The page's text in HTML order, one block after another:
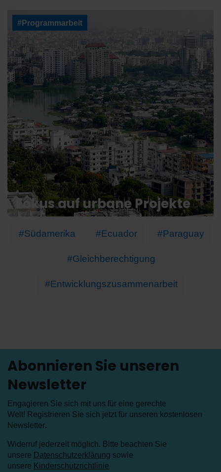
#Programmarbeit
Fokus auf urbane Projekte
#Südamerika #Ecuador #Paraguay
#Gleichberechtigung
#Entwicklungszusammenarbeit
Abonnieren Sie unseren
Newsletter
Engagieren Sie sich mit uns für eine gerechte
Welt! Registrieren Sie sich jetzt für unseren kostenlosen
Newsletter.
Widerruf jederzeit möglich. Bitte beachten Sie
unsere Datenschutzerklärung sowie
unsere Kinderschutzrichtlinie